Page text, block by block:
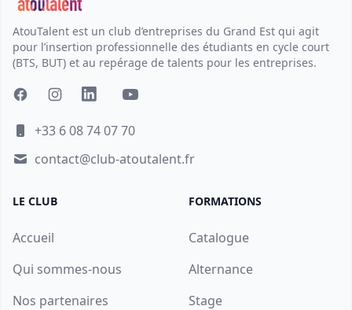
AtouTalent est un club d’entreprises du Grand Est qui agit
pour l’insertion professionnelle des étudiants en cycle court
(BTS, BUT) et au repérage de talents pour les entreprises.
+33 6 08 74 07 70
contact@club-atoutalent.fr
LE CLUB
Accueil
Qui sommes-nous
Nos partenaires
FORMATIONS
Catalogue
Alternance
Stage